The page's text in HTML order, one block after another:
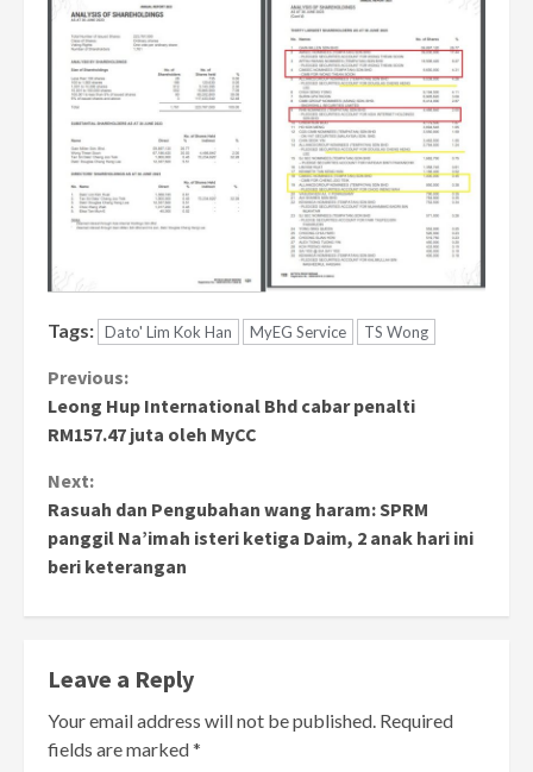
Tags: Dato' Lim Kok Han MyEG Service TS Wong
Continue
Reading
Previous:
Leong Hup International Bhd cabar penalti
RM157.47 juta oleh MyCC
Next:
Rasuah dan Pengubahan wang haram: SPRM
panggil Na’imah isteri ketiga Daim, 2 anak hari ini
beri keterangan
Leave a Reply
Your email address will not be published. Required
fields are marked*